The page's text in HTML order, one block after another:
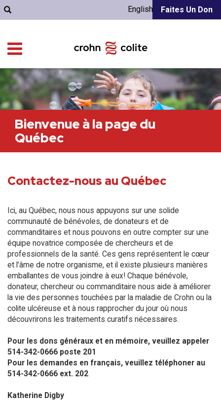
Faites Un Don
English
Bienvenue à la page du
Québec
Contactez-nous au Québec
Ici, au Québec, nous nous appuyons sur une solide
communauté de bénévoles, de donateurs et de
commanditaires et nous pouvons en outre compter sur une
équipe novatrice composée de chercheurs et de
professionnels de la santé. Ces gens représentent le cœur
et l’âme de notre organisme, et il existe plusieurs manières
emballantes de vous joindre à eux! Chaque bénévole,
donateur, chercheur ou commanditaire nous aide à améliorer
la vie des personnes touchées par la maladie de Crohn ou la
colite ulcéreuse et à nous rapprocher du jour où nous
découvrirons les traitements curatifs nécessaires.
Pour les dons généraux et en mémoire, veuillez appeler
514-342-0666 poste 201​
Pour les demandes en français, veuillez téléphoner au
514-342-0666 ext. 202
Katherine Digby